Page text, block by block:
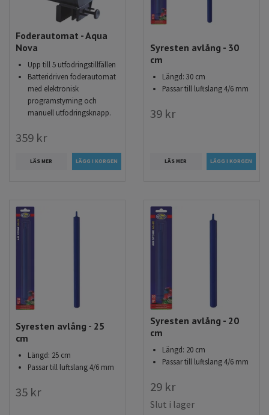
Foderautomat - Aqua
Nova
Upp till 5 utfodringstillfällen
Batteridriven foderautomat
med elektronisk
programstyrning och
manuell utfodringsknapp.
359 kr
LÄS MER
Syresten avlång - 30
cm
Längd: 30 cm
Passar till luftslang 4/6 mm
39 kr
LÄS MER
Syresten avlång - 25
cm
Längd: 25 cm
Passar till luftslang 4/6 mm
35 kr
Syresten avlång - 20
cm
Längd: 20 cm
Passar till luftslang 4/6 mm
29 kr
Slut i lager